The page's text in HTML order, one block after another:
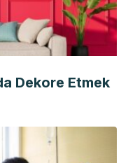
B. D., & Coward, R. M.
for pain.
Translational
Dekore Etmek